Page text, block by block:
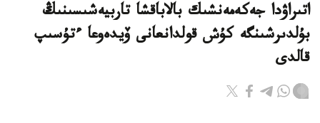
اتىراۋدا جەكەمەنشىك بالاباقشا تاربيەشىسىنىڭ
بۇلدىرشىنگە كۇش قولدانعانى ۆيدەوعا ءتۇسىپ
قالدى